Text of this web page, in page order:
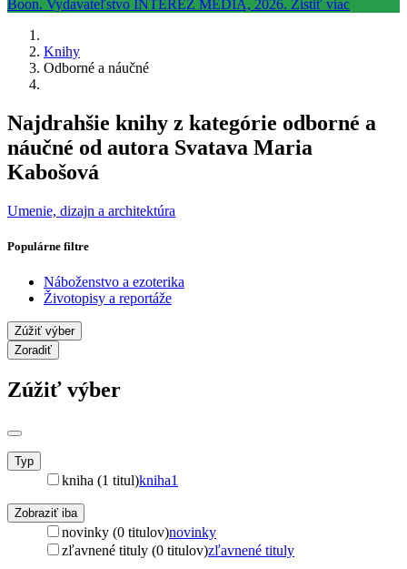
Knihy
Odborné a náučné
Najdrahšie knihy z kategórie odborné a
náučné od autora Svatava Maria
Kabošová
Umenie, dizajn a architektúra
Populárne filtre
Náboženstvo a ezoterika
Životopisy a reportáže
Zúžiť výber
Zoradiť
Zúžiť výber
Typ
kniha (1 titul)kniha1
Zobraziť iba
novinky (0 titulov)novinky
zľavnené tituly (0 titulov)zľavnené tituly